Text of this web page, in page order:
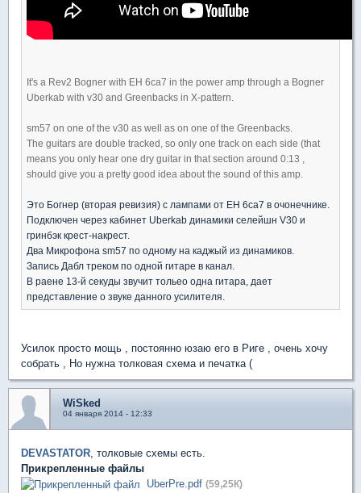
It's a Rev2 Bogner with EH 6ca7 in the power amp through a Bogner
Uberkab with v30 and Greenbacks in X-pattern.
sm57 on one of the v30 as well as on one of the Greenbacks.
The guitars are double tracked, so only one track on each side (that
means you only hear one dry guitar in that section around 0:13 ,
should give you a pretty good idea about the sound of this amp.
Это Богнер (вторая ревизия) с лампами от ЕН 6ca7 в очонечнике.
Подключен через кабинет Uberkab динамики селейшн V30 и
гринбэк крест-накрест.
Два Микрофона sm57 по одному на каджый из динамиков.
Запись Дабл треком по одной гитаре в канал.
В раене 13-й секуды звучит тольео одна гитара, дает
представление о звуке данного усилителя.
Усилок просто мощь , постоянно юзаю его в Риге , очень хочу
собрать , Но нужна толковая схема и печатка (
WiSked
04 января 2014 - 12:33
DEVASTATOR, толковые схемы есть.
Прикрепленные файлы
UberPre.pdf (59,25К)